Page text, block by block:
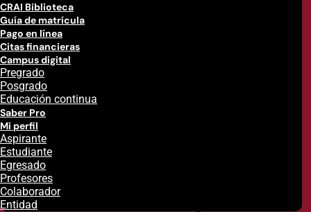
CRAI Biblioteca
Guía de matrícula
Pago en línea
Citas financieras
Campus digital
Pregrado
Posgrado
Educación continua
Saber Pro
Mi perfil
Aspirante
Estudiante
Egresado
Profesores
Colaborador
Entidad